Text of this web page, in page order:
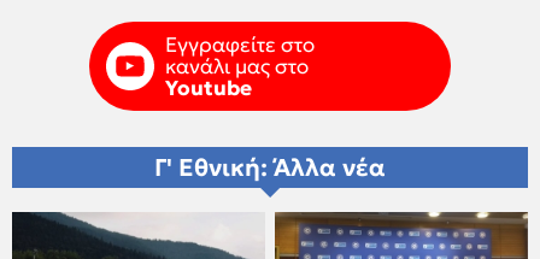
Εγγραφείτε στο
κανάλι μας στο
Youtube
Γ' Εθνική: Άλλα νέα